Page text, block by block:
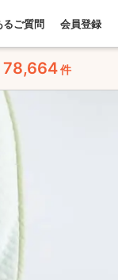
るご質問 会員登録
78,664件